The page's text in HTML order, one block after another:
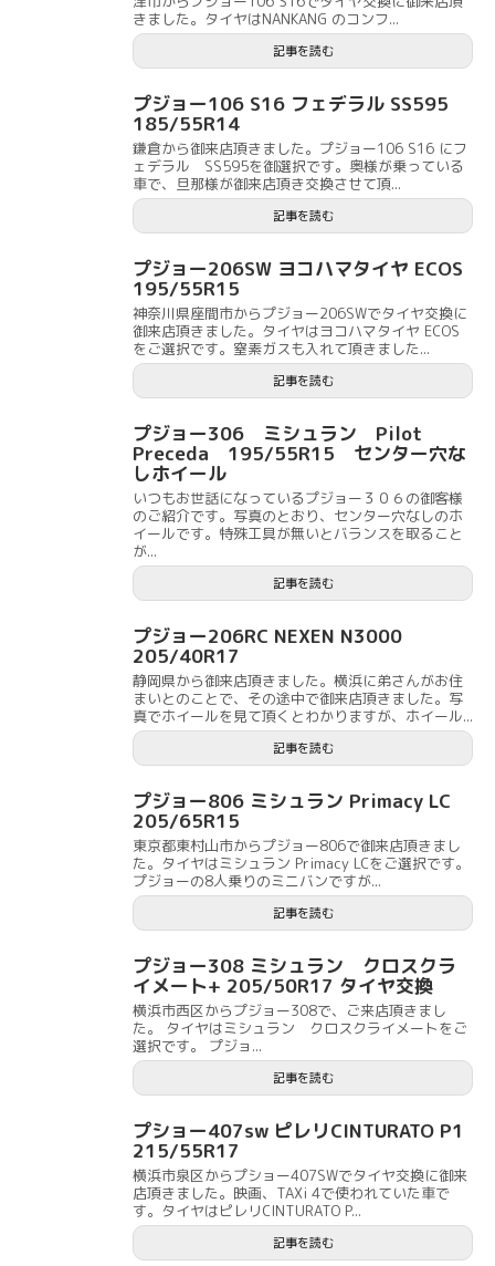
きました。タイヤはNANKANG のコンフ...
記事を読む
プジョー106 S16 フェデラル SS595
185/55R14
鎌倉から御来店頂きました。プジョー106 S16 にフ
ェデラル SS595を御選択です。奥様が乗っている
車で、旦那様が御来店頂き交換させて頂...
記事を読む
プジョー206SW ヨコハマタイヤ ECOS
195/55R15
神奈川県座間市からプジョー206SWでタイヤ交換に
御来店頂きました。タイヤはヨコハマタイヤ ECOS
をご選択です。窒素ガスも入れて頂きました...
記事を読む
プジョー306 ミシュラン Pilot
Preceda 195/55R15 センター穴な
しホイール
いつもお世話になっているプジョー３０６の御客様
のご紹介です。写真のとおり、センター穴なしのホ
イールです。特殊工具が無いとバランスを取ること
が...
記事を読む
プジョー206RC NEXEN N3000
205/40R17
静岡県から御来店頂きました。横浜に弟さんがお住
まいとのことで、その途中で御来店頂きました。写
真でホイールを見て頂くとわかりますが、ホイール...
記事を読む
プジョー806 ミシュラン Primacy LC
205/65R15
東京都東村山市からプジョー806で御来店頂きまし
た。タイヤはミシュラン Primacy LCをご選択です。
プジョーの8人乗りのミニバンですが...
記事を読む
プジョー308 ミシュラン クロスクラ
イメート+ 205/50R17 タイヤ交換
横浜市西区からプジョー308で、ご来店頂きまし
た。 タイヤはミシュラン クロスクライメートをご
選択です。 プジョ...
記事を読む
プショー407sw ピレリCINTURATO P1
215/55R17
横浜市泉区からプショー407SWでタイヤ交換に御来
店頂きました。映画、TAXi 4で使われていた車で
す。タイヤはピレリCINTURATO P...
記事を読む